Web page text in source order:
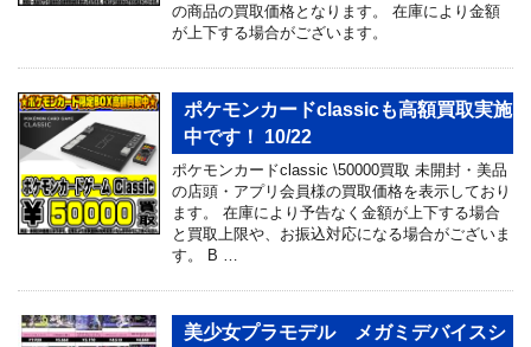
の商品の買取価格となります。 在庫により金額
が上下する場合がございます。
ポケモンカードclassicも高額買取実施
中です！ 10/22
ポケモンカードclassic \50000買取 未開封・美品
の店頭・アプリ会員様の買取価格を表示しており
ます。 在庫により予告なく金額が上下する場合
と買取上限や、お振込対応になる場合がございま
す。 B …
美少女プラモデル メガミデバイスシ